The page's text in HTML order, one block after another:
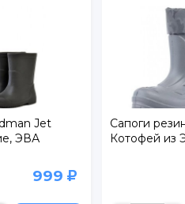
Jet
ЭВА
999
Сапоги
Котофей из